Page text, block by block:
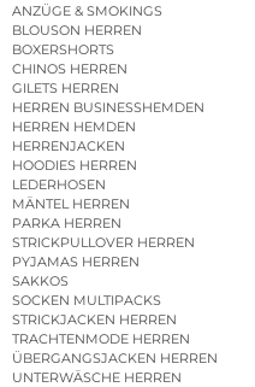
ANZÜGE & SMOKINGS
BLOUSON HERREN
BOXERSHORTS
CHINOS HERREN
GILETS HERREN
HERREN BUSINESSHEMDEN
HERREN HEMDEN
HERRENJACKEN
HOODIES HERREN
LEDERHOSEN
MÄNTEL HERREN
PARKA HERREN
STRICKPULLOVER HERREN
PYJAMAS HERREN
SAKKOS
SOCKEN MULTIPACKS
STRICKJACKEN HERREN
TRACHTENMODE HERREN
ÜBERGANGSJACKEN HERREN
UNTERWÄSCHE HERREN